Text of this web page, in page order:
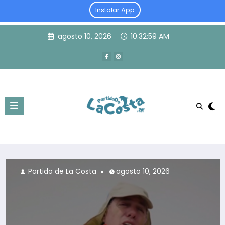
Instalar App
agosto 10, 2026 10:33:00 AM
Costa agosto 10, 2026